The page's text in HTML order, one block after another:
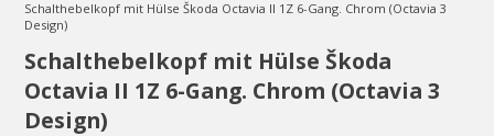
Schalthebelkopf mit Hülse Škoda Octavia II 1Z 6-Gang. Chrom (Octavia 3
Design)
Schalthebelkopf mit Hülse Škoda
Octavia II 1Z 6-Gang. Chrom (Octavia 3
Design)